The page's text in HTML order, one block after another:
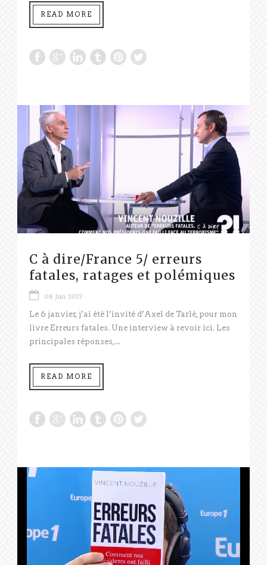
READ MORE
C à dire/France 5/ erreurs
fatales, ratages et polémiques
08 Jan 2017
Le 6 janvier, j’ai été l’invité d’Axel de Tarlé, pour mon
livre Erreurs fatales. Une interview à revoir ici. Les
principales réponses,...
READ MORE